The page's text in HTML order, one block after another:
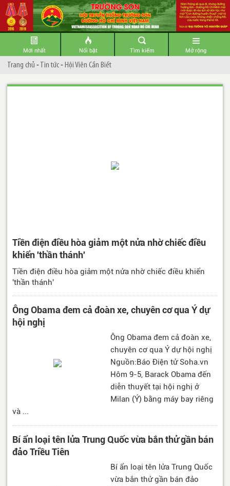
Mới nhất Nổi bật Tìm kiếm Mở rộng
Trang chủ -Tin tức- Hội Viên Cần Biết
Tiền điện điều hòa giảm một nửa nhờ chiếc điều
khiển 'thần thánh'
Tiền điện điều hòa giảm một nửa nhờ chiếc điều khiển
'thần thánh'
Ông Obama đem cả đoàn xe, chuyên cơ qua Ý dự
hội nghị
Ông Obama đem cả đoàn xe,
chuyên cơ qua Ý dự hội nghị
Nguồn:Báo Điện tử Soha.vn
Hôm 9-5, Barack Obama đến
diễn thuyết tại hội nghị ở
Milan (Ý) bằng máy bay riêng
và ...
Bí ẩn loại tên lửa Trung Quốc vừa bắn thử gần bán
đảo Triều Tiên
Bí ẩn loại tên lửa Trung Quốc
vừa bắn thử gần bán đảo